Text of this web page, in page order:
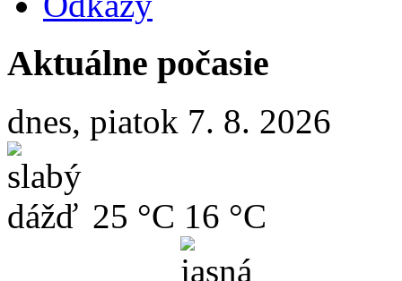
Aktuálne počasie
dnes, piatok 7. 8. 2026
25 °C 16 °C